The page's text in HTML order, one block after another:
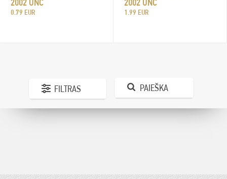
2002 UNC
0.79 EUR
2002 UNC
1.99 EUR
FILTRAS PAIEŠKA